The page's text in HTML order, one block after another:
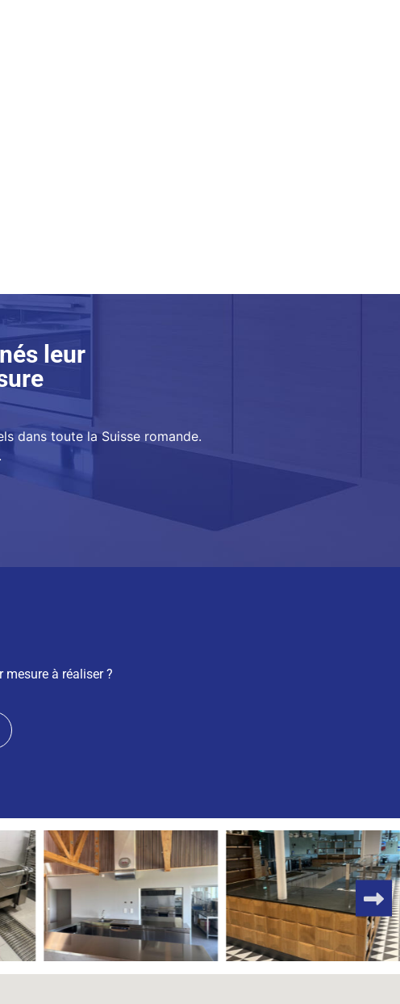
leur
dans toute la Suisse romande.
à réaliser ?